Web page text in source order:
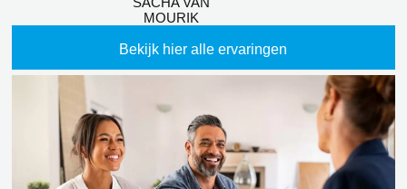
MOURIK
Bekijk hier alle ervaringen